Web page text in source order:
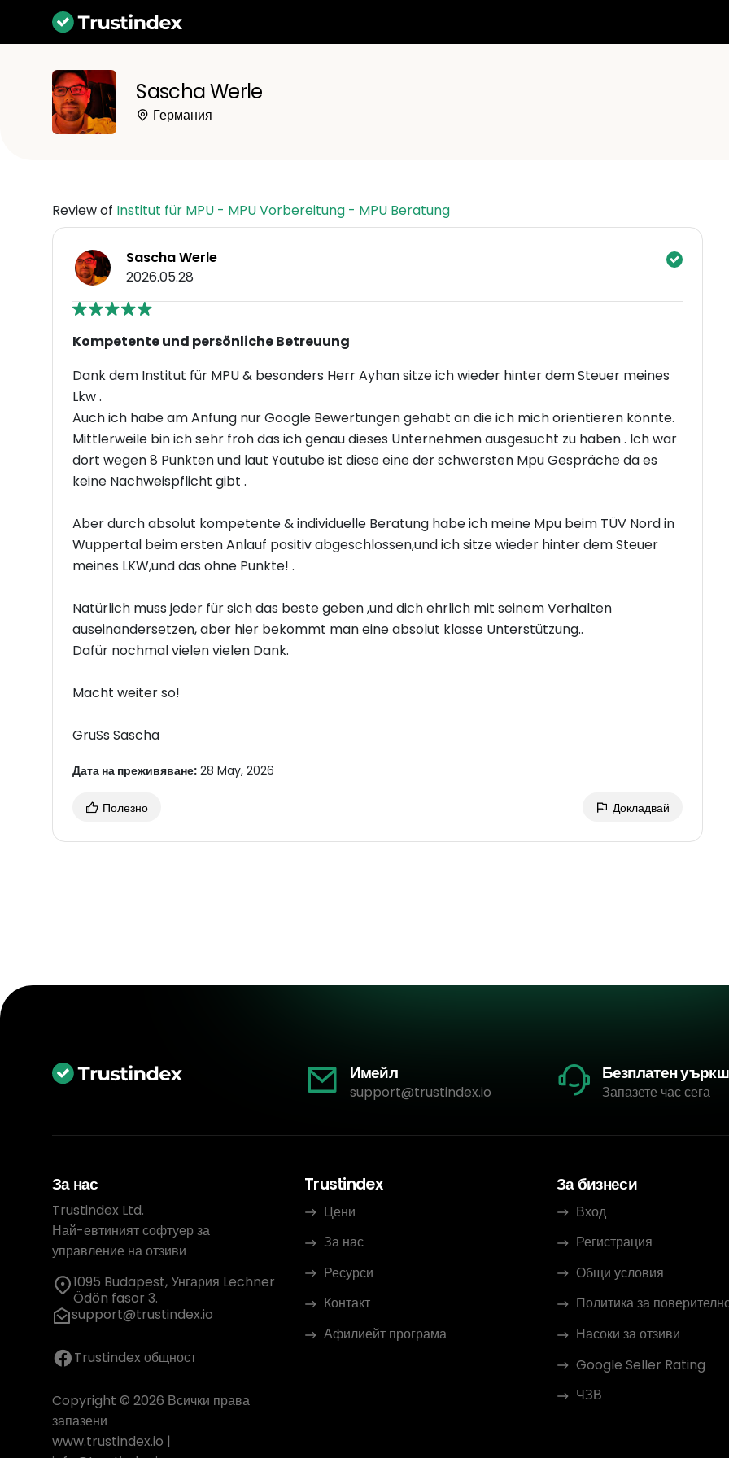
Sascha Werle
Германия
Review of Institut für MPU - MPU Vorbereitung - MPU Beratung
Sascha Werle
2026.05.28
Kompetente und persönliche Betreuung
Dank dem Institut für MPU & besonders Herr Ayhan sitze ich wieder hinter dem Steuer meines
Lkw .
Auch ich habe am Anfung nur Google Bewertungen gehabt an die ich mich orientieren könnte.
Mittlerweile bin ich sehr froh das ich genau dieses Unternehmen ausgesucht zu haben . Ich war
dort wegen 8 Punkten und laut Youtube ist diese eine der schwersten Mpu Gespräche da es
keine Nachweispflicht gibt .
Aber durch absolut kompetente & individuelle Beratung habe ich meine Mpu beim TÜV Nord in
Wuppertal beim ersten Anlauf positiv abgeschlossen,und ich sitze wieder hinter dem Steuer
meines LKW,und das ohne Punkte! .
Natürlich muss jeder für sich das beste geben ,und dich ehrlich mit seinem Verhalten
auseinandersetzen, aber hier bekommt man eine absolut klasse Unterstützung..
Dafür nochmal vielen vielen Dank.
Macht weiter so!
GruSs Sascha
Дата на преживяване: 28 May, 2026
Полезно Докладвай
Имейл
support@trustindex.io
Безплатен
Запазете час сега
За нас
Trustindex Ltd.
Най-евтиният софтуер за
управление на отзиви
1095 Budapest, Унгария Lechner
Ödön fasor 3.
support@trustindex.io
Trustindex общност
Copyright © 2026 Всички права
запазени
www.trustindex.io |
Trustindex
Цени
За нас
Ресурси
Контакт
Афилиейт програма
За бизнеси
Вход
Регистрация
Общи условия
Политика за
Насоки за отзиви
Google Seller Rating
ЧЗВ